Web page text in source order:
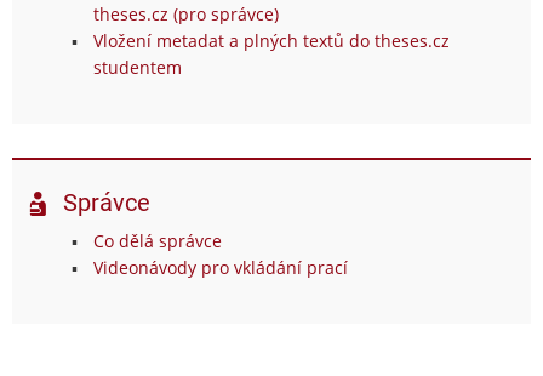
theses.cz (pro správce)
Vložení metadat a plných textů do theses.cz
studentem
Správce
Co dělá správce
Videonávody pro vkládání prací